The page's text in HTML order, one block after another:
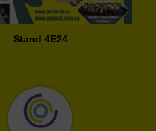
Stand 4E24